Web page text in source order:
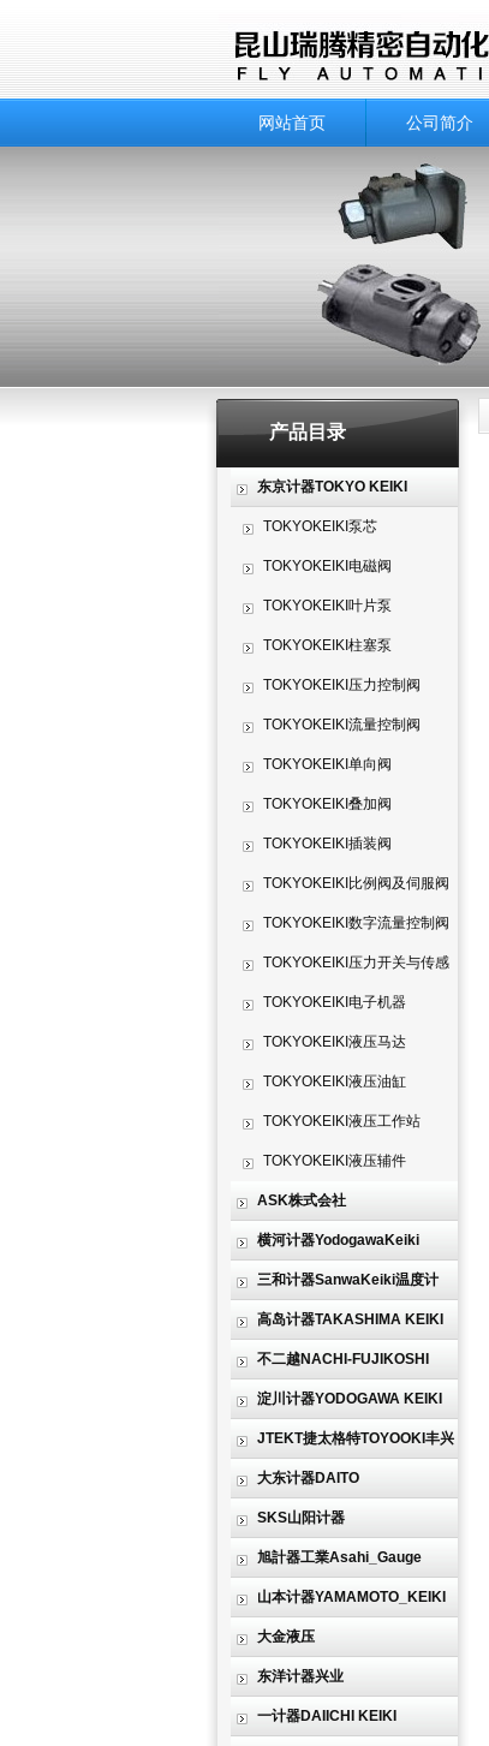
网站首页 公司简介
产品目录
东京计器TOKYO KEIKI
TOKYOKEIKI泵芯
TOKYOKEIKI电磁阀
TOKYOKEIKI叶片泵
TOKYOKEIKI柱塞泵
TOKYOKEIKI压力控制阀
TOKYOKEIKI流量控制阀
TOKYOKEIKI单向阀
TOKYOKEIKI叠加阀
TOKYOKEIKI插装阀
TOKYOKEIKI比例阀及伺服阀
TOKYOKEIKI数字流量控制阀
TOKYOKEIKI压力开关与传感
器 TOKYOKEIKI电子机器
TOKYOKEIKI液压马达
TOKYOKEIKI液压油缸
TOKYOKEIKI液压工作站
TOKYOKEIKI液压辅件
ASK株式会社
横河计器YodogawaKeiki
三和计器SanwaKeiki温度计
高岛计器TAKASHIMA KEIKI
不二越NACHI-FUJIKOSHI
淀川计器YODOGAWA KEIKI
JTEKT捷太格特TOYOOKI丰兴
大东计器DAITO
SKS山阳计器
旭計器工業Asahi_Gauge
山本计器YAMAMOTO_KEIKI
大金液压
东洋计器兴业
一计器DAIICHI KEIKI